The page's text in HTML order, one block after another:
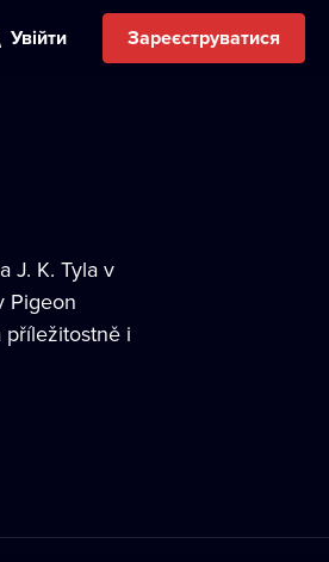
Увійти Зареєструватися
J. K. Tyla v
Pigeon
i